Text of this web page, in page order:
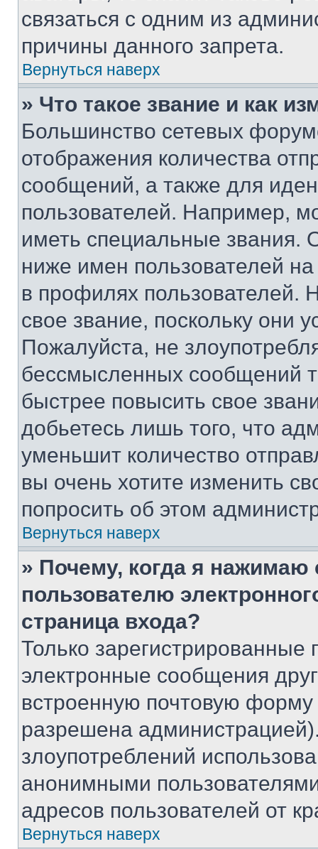
связаться с одним из
причины данного запрета.
Вернуться наверх
» Что такое звание и как
Большинство сетевых
отображения количества
сообщений, а также для
пользователей. Например,
иметь специальные звания.
ниже имен пользователей
в профилях
свое звание, поскольку они
Пожалуйста, не
бессмысленных сообщений
быстрее повысить свое
добьетесь лишь того, что
уменьшит количество
вы очень хотите изменить
попросить об этом
Вернуться наверх
» Почему, когда я нажимаю
пользователю
страница входа?
Только зарегистрированные
электронные сообщения
встроенную почтовую
разрешена
злоупотреблений
анонимными
адресов пользователей от
Вернуться наверх